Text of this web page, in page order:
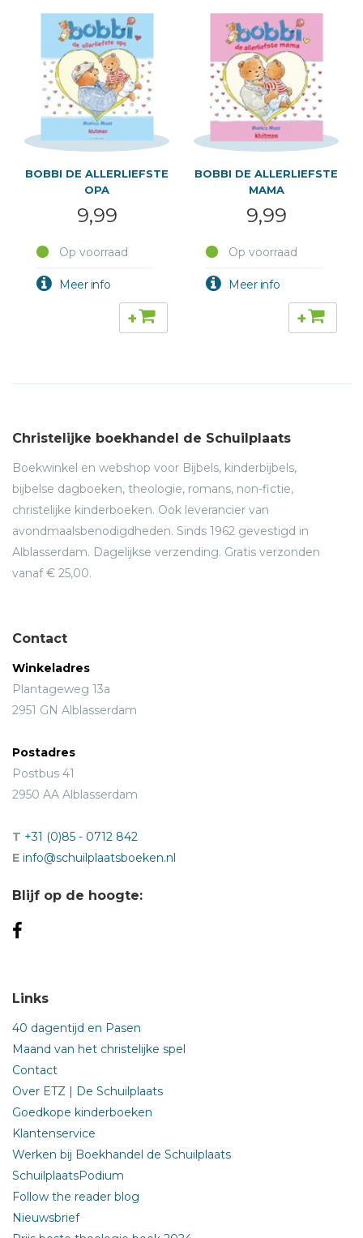
BOBBI DE ALLERLIEFSTE
OPA
9,99
Op voorraad
+
BOBBI DE ALLERLIEFSTE
MAMA
9,99
Op voorraad
+
Christelijke boekhandel de Schuilplaats
Boekwinkel en webshop voor Bijbels, kinderbijbels,
bijbelse dagboeken, theologie, romans, non-fictie,
christelijke kinderboeken. Ook leverancier van
avondmaalsbenodigdheden. Sinds 1962 gevestigd in
Alblasserdam. Dagelijkse verzending. Gratis verzonden
vanaf € 25,00.
Contact
Winkeladres
Plantageweg 13a
2951 GN Alblasserdam
Postadres
Postbus 41
2950 AA Alblasserdam
T +31 (0)85 - 0712 842
E info@schuilplaatsboeken.nl
Blijf op de hoogte:
Links
40 dagentijd en Pasen
Maand van het christelijke spel
Contact
Over ETZ | De Schuilplaats
Goedkope kinderboeken
Klantenservice
Werken bij Boekhandel de Schuilplaats
SchuilplaatsPodium
Follow the reader blog
Nieuwsbrief